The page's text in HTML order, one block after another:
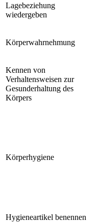
Lagebeziehung
wiedergeben
Körperwahrnehmung
Kennen von
Verhaltensweisen zur
Gesunderhaltung des
Körpers
Körperhygiene
Hygieneartikel benennen